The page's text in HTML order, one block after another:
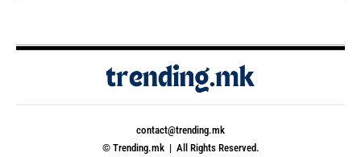
contact@trending.mk
© Trending.mk | All Rights Reserved.